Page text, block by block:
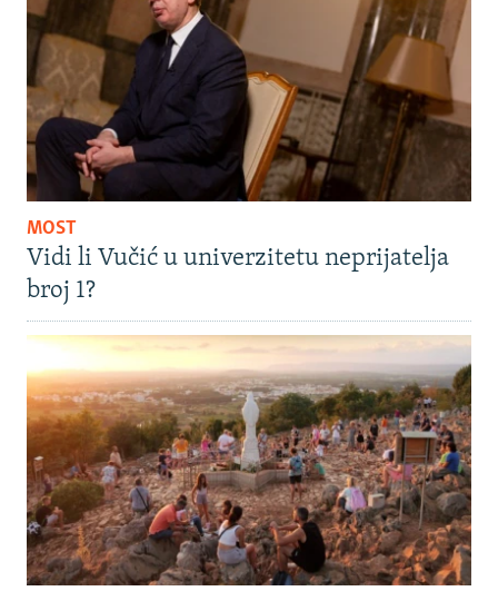
MOST
Vidi li Vučić u univerzitetu neprijatelja
broj 1?